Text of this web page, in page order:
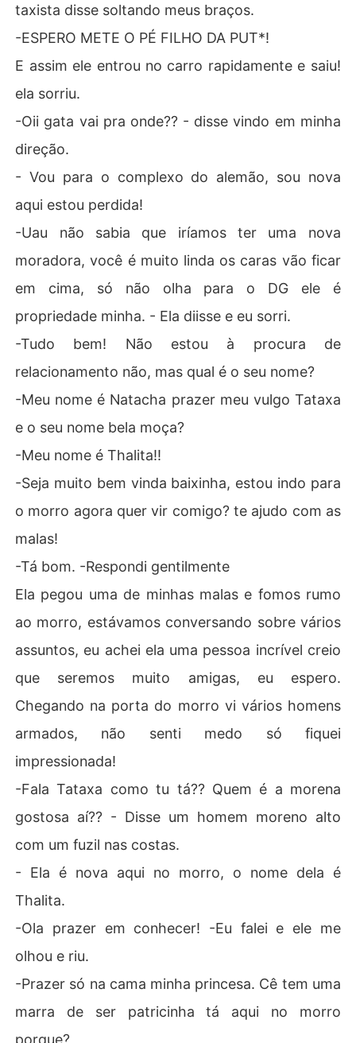
taxista disse soltando meus braços.
-ESPERO METE O PÉ FILHO DA PUT*!
E assim ele entrou no carro rapidamente e saiu!
ela sorriu.
-Oii gata vai pra onde?? - disse vindo em minha
direção.
- Vou para o complexo do alemão, sou nova
aqui estou perdida!
-Uau não sabia que iríamos ter uma nova
moradora, você é muito linda os caras vão ficar
em cima, só não olha para o DG ele é
propriedade minha. - Ela diisse e eu sorri.
-Tudo bem! Não estou à procura de
relacionamento não, mas qual é o seu nome?
-Meu nome é Natacha prazer meu vulgo Tataxa
e o seu nome bela moça?
-Meu nome é Thalita!!
-Seja muito bem vinda baixinha, estou indo para
o morro agora quer vir comigo? te ajudo com as
malas!
-Tá bom. -Respondi gentilmente
Ela pegou uma de minhas malas e fomos rumo
ao morro, estávamos conversando sobre vários
assuntos, eu achei ela uma pessoa incrível creio
que seremos muito amigas, eu espero.
Chegando na porta do morro vi vários homens
armados, não senti medo só fiquei
impressionada!
-Fala Tataxa como tu tá?? Quem é a morena
gostosa aí?? - Disse um homem moreno alto
com um fuzil nas costas.
- Ela é nova aqui no morro, o nome dela é
Thalita.
-Ola prazer em conhecer! -Eu falei e ele me
olhou e riu.
-Prazer só na cama minha princesa. Cê tem uma
marra de ser patricinha tá aqui no morro
porque?